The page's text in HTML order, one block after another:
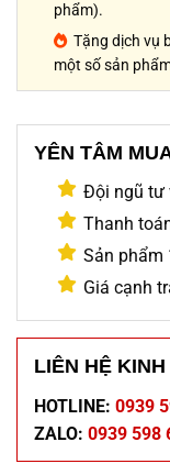
phẩm).
Tặng dịch vụ
một số sản
YÊN TÂM
Đội ngũ tư
Thanh
Sản phẩm
Giá cạnh
LIÊN HỆ
HOTLINE: 0939
ZALO: 0939 598